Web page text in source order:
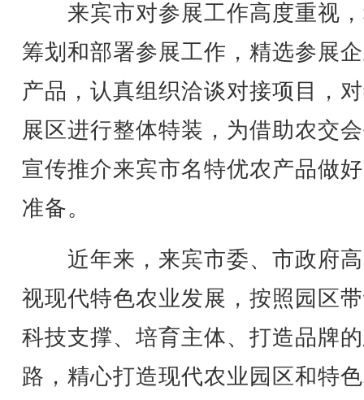
来宾市对参展工作高度重视
筹划和部署参展工作，精选参展
产品，认真组织洽谈对接项目，
展区进行整体特装，为借助农交
宣传推介来宾市名特优农产品做
准备。
近年来，来宾市委、市政府
视现代特色农业发展，按照园区
科技支撑、培育主体、打造品牌
路，精心打造现代农业园区和特